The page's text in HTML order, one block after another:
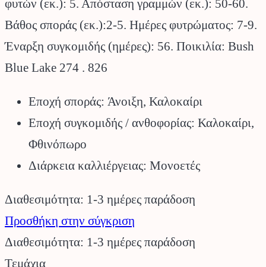
φυτών (εκ.): 5. Απόσταση γραμμών (εκ.): 50-60.
Βάθος σποράς (εκ.):2-5. Ημέρες φυτρώματος: 7-9.
Έναρξη συγκομιδής (ημέρες): 56. Ποικιλία: Bush
Blue Lake 274 . 826
Εποχή σποράς: Άνοιξη, Καλοκαίρι
Εποχή συγκομιδής / ανθοφορίας: Καλοκαίρι,
Φθινόπωρο
Διάρκεια καλλιέργειας: Μονοετές
Διαθεσιμότητα: 1-3 ημέρες παράδοση
Προσθήκη στην σύγκριση
Διαθεσιμότητα: 1-3 ημέρες παράδοση
Τεμάχια